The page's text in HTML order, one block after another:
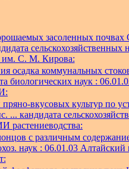
засоленных почвах
сельскохозяйственных
им. С. М. Кирова:
осадка коммунальных
биологических наук :
вкусовых культур по
... кандидата
растениеводства:
с различным
наук : 06.01.03 Алтайский